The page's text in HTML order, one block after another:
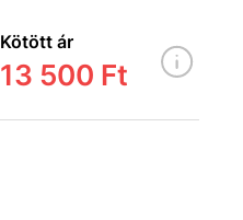
Kötött ár
13 500 Ft